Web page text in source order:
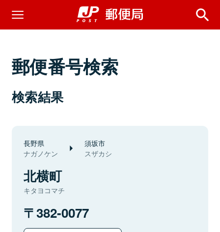
郵便番号検索
検索結果
長野県
ナガノケン
須坂市
スザカシ
北横町
キタヨコマチ
382-0077